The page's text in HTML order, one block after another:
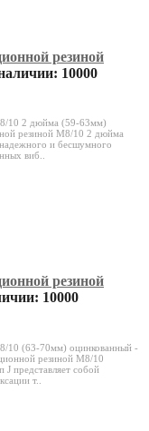
резиной
10000
10 2 дюйма (59-63мм)
резиной M8/10 2 дюйма
и бесшумного
виб..
резиной
10000
10 (63-70мм) оцинкованный -
резиной M8/10
представляет собой
т..